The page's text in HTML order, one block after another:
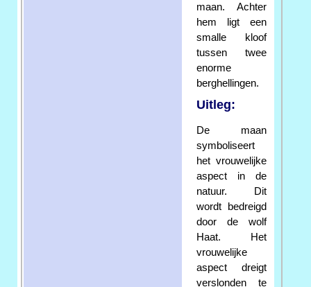
maan. Achter
hem ligt een
smalle kloof
tussen twee
enorme
berghellingen.
Uitleg:
De maan
symboliseert
het vrouwelijke
aspect in de
natuur. Dit
wordt bedreigd
door de wolf
Haat. Het
vrouwelijke
aspect dreigt
verslonden te